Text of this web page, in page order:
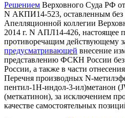
Решением Верховного Суда РФ
N АКПИ14-523, оставленным без
Апелляционной коллегии
2014 г. N АПЛ14-426, настоящее
противоречащим действующему
предусматривающей внесение
представлению ФСКН России без
России, а также в части
Перечня производных N-
пентил-1Н-индол-3-ил)метанон
(меткатинон), за исключением
качестве самостоятельных